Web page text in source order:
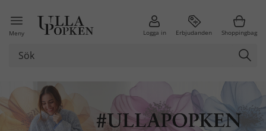
Meny Logga in Erbjudanden Shoppingbag